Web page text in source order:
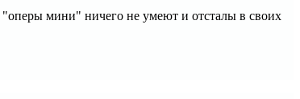
"оперы мини" ничего не умеют и отсталы в своих